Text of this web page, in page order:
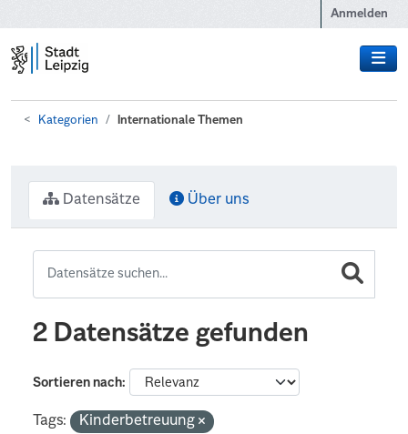
Anmelden
Kategorien Internationale Themen
Datensätze Über uns
2 Datensätze gefunden
Sortieren nach
Tags:
Kinderbetreuung